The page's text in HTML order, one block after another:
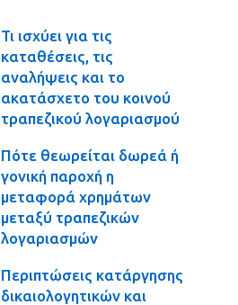
Τι ισχύει για τις
καταθέσεις, τις
αναλήψεις και το
ακατάσχετο του κοινού
τραπεζικού λογαριασμού
Πότε θεωρείται δωρεά ή
γονική παροχή η
μεταφορά χρημάτων
μεταξύ τραπεζικών
λογαριασμών
Περιπτώσεις κατάργησης
δικαιολογητικών και